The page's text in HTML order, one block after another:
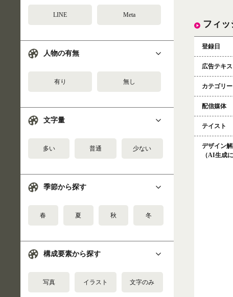
LINE Meta
人物の有無
有り 無し
文字量
多い 普通 少ない
季節から探す
春 夏 秋 冬
構成要素から探す
写真 イラスト 文字のみ
フィ
登録日
広告テキス
カテゴリー
配信媒体
テイスト
デザイン
（AI生成